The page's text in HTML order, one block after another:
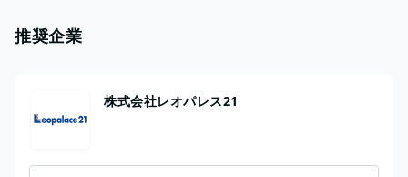
推奨企業
株式会社レオパレス21